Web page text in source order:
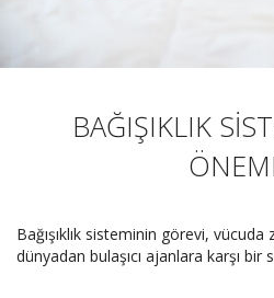
BAĞIŞIKLIK
Bağışıklık sisteminin görevi, vücuda
dünyadan bulaşıcı ajanlara karşı